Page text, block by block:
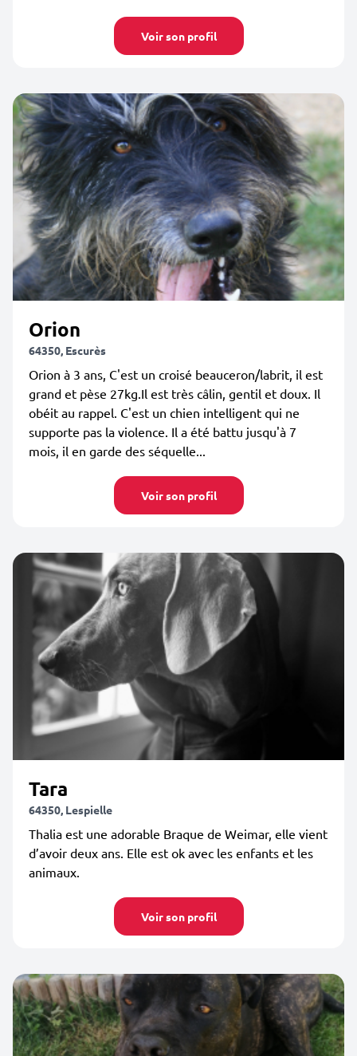
Voir son profil
Orion
64350, Escurès
Orion à 3 ans, C'est un croisé beauceron/labrit, il est
grand et pèse 27kg.Il est très câlin, gentil et doux. Il
obéit au rappel. C'est un chien intelligent qui ne
supporte pas la violence. Il a été battu jusqu'à 7
mois, il en garde des séquelle...
Voir son profil
Tara
64350, Lespielle
Thalia est une adorable Braque de Weimar, elle vient
d’avoir deux ans. Elle est ok avec les enfants et les
animaux.
Voir son profil